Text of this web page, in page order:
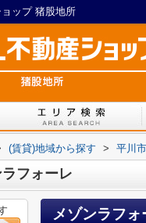
ップ 猪股地所
(賃貸)地域から探す > 平川市
フォーレ
メゾンラフォ